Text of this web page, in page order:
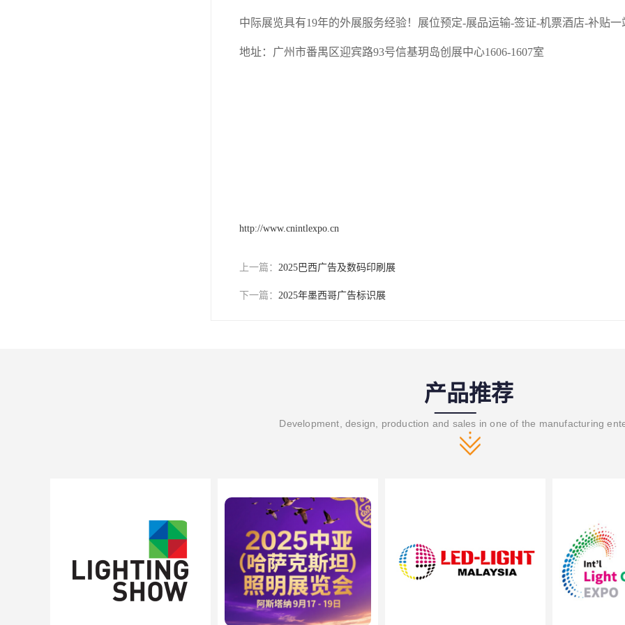
中际展览具有19年的外展服务经验！展位预定-展品运输-签证-机票酒店-补贴一
地址：广州市番禺区迎宾路93号信基玥岛创展中心1606-1607室
http://www.cnintlexpo.cn
上一篇： 2025巴西广告及数码印刷展
下一篇： 2025年墨西哥广告标识展
产品推荐
Development, design, production and sales in one of the manufacturing